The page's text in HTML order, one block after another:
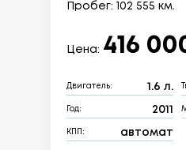
Пробег: 102 555 км.
Цена: 416
Двигатель: 1.6 л.
Год: 2011
КПП: автомат